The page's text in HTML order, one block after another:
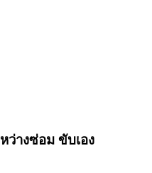
างซ่อม ขับเอง